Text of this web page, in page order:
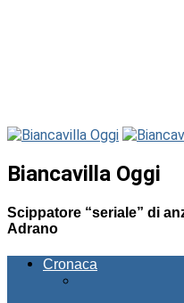
Biancavilla Oggi
Scippatore “seriale” di
Adrano
Cronaca